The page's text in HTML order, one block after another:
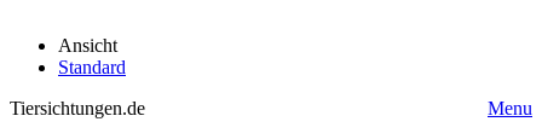
Ansicht
Standard
Tiersichtungen.de
Menu